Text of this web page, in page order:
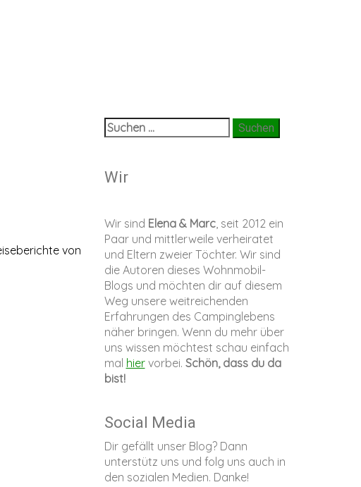
von
Suchen
nach:
Wir
Wir sind Elena & Marc, seit 2012 ein
Paar und mittlerweile verheiratet
und Eltern zweier Töchter. Wir sind
die Autoren dieses Wohnmobil-
Blogs und möchten dir auf diesem
Weg unsere weitreichenden
Erfahrungen des Campinglebens
näher bringen. Wenn du mehr über
uns wissen möchtest schau einfach
mal hiervorbei. Schön, dass du da
bist!
Social Media
Dir gefällt unser Blog? Dann
unterstütz uns und folg uns auch in
den sozialen Medien. Danke!